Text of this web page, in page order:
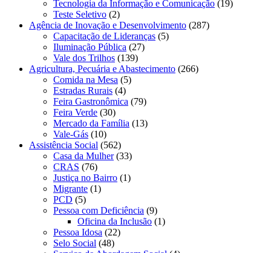
Tecnologia da Informação e Comunicação (19)
Teste Seletivo (2)
Agência de Inovação e Desenvolvimento (287)
Capacitação de Lideranças (5)
Iluminação Pública (27)
Vale dos Trilhos (139)
Agricultura, Pecuária e Abastecimento (266)
Comida na Mesa (5)
Estradas Rurais (4)
Feira Gastronômica (79)
Feira Verde (30)
Mercado da Família (13)
Vale-Gás (10)
Assistência Social (562)
Casa da Mulher(33)
CRAS (76)
Justiça no Bairro (1)
Migrante (1)
PCD (5)
Pessoa com Deficiência (9)
Oficina da Inclusão (1)
Pessoa Idosa (22)
Selo Social (48)